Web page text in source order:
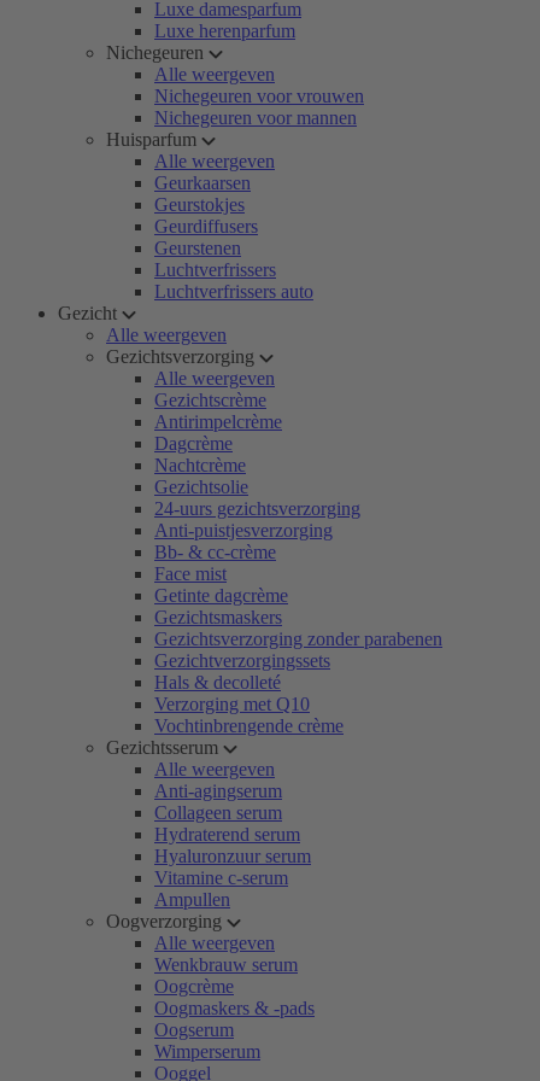
Luxe damesparfum
Luxe herenparfum
Nichegeuren
Alle weergeven
Nichegeuren voor vrouwen
Nichegeuren voor mannen
Huisparfum
Alle weergeven
Geurkaarsen
Geurstokjes
Geurdiffusers
Geurstenen
Luchtverfrissers
Luchtverfrissers auto
Gezicht
Alle weergeven
Gezichtsverzorging
Alle weergeven
Gezichtscrème
Antirimpelcrème
Dagcrème
Nachtcrème
Gezichtsolie
24-uurs gezichtsverzorging
Anti-puistjesverzorging
Bb- & cc-crème
Face mist
Getinte dagcrème
Gezichtsmaskers
Gezichtsverzorging zonder parabenen
Gezichtverzorgingssets
Hals & decolleté
Verzorging met Q10
Vochtinbrengende crème
Gezichtsserum
Alle weergeven
Anti-agingserum
Collageen serum
Hydraterend serum
Hyaluronzuur serum
Vitamine c-serum
Ampullen
Oogverzorging
Alle weergeven
Wenkbrauw serum
Oogcrème
Oogmaskers & -pads
Oogserum
Wimperserum
Ooggel